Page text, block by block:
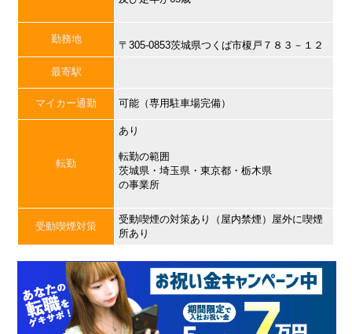
勤務地
〒305-0853茨城県つくば市榎戸７８３－１２
最寄駅
マイカー通勤 可能（専用駐車場完備）
転勤
あり
転勤の範囲
茨城県・埼玉県・東京都・栃木県
の事業所
受動喫煙対策
受動喫煙の対策あり（屋内禁煙）屋外に喫煙
所あり